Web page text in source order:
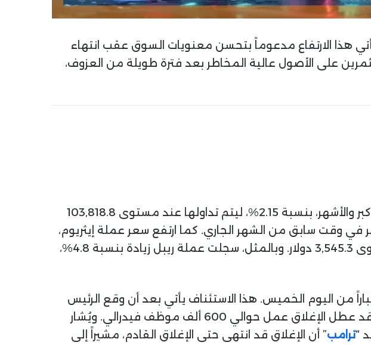
هذا الارتفاع مدعوماً بتحسن معنويات السوق عقب انتهاء
على الأصول عالية المخاطر بعد فترة طويلة من العزوف،
، العملة الرقمية الأكبر والأشهر، بنسبة 2.15%، ليتم تداولها عند مستوى 103,818.8
في وقت سابق من الشهر الجاري. كما ارتفع سعر عملة إيثريوم،
ثاني أكبر العملات الرقمية من حيث القيمة السوقية، بنسبة 3.65% عند مستوى 3,545.3 دولار. وبالمثل، سجلت عملة ريبل زيادة بنسبة 4.8%،
من اليوم الخميس. هذا الاستئناف يأتي بعد أن وقع الرئيس
الأمريكي “دونالد ترامب” على مشروع القانون الذي ينهي إغلاقاً دام 43 يوماً. وقد عطل الإغلاق عمل حوالي 600 ألف موظف فيدرالي. ويُشار
“ترامب” أن الإغلاق قد انتهى حتى الإغلاق القادم، مشيراً إلى